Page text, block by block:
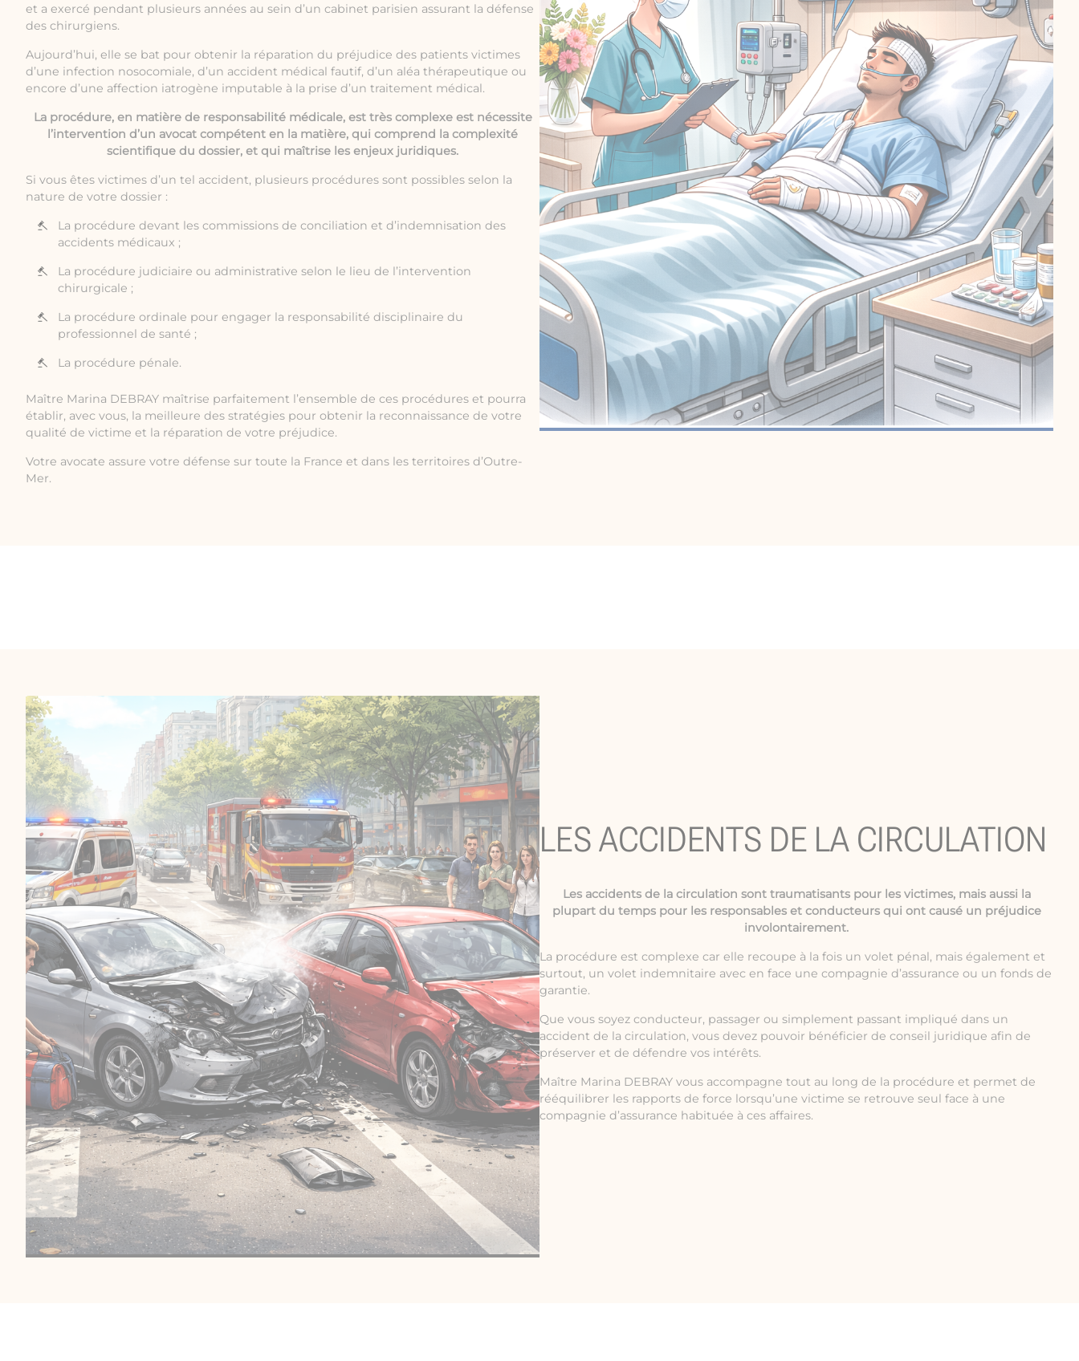
et a exercé pendant plusieurs années au sein d’un cabinet parisien assurant la défense
des chirurgiens.
Aujourd’hui, elle se bat pour obtenir la réparation du préjudice des patients victimes
d’une infection nosocomiale, d’un accident médical fautif, d’un aléa thérapeutique ou
encore d’une affection iatrogène imputable à la prise d’un traitement médical.
La procédure, en matière de responsabilité médicale, est très complexe est nécessite
l’intervention d’un avocat compétent en la matière, qui comprend la complexité
scientifique du dossier, et qui maîtrise les enjeux juridiques.
Si vous êtes victimes d’un tel accident, plusieurs procédures sont possibles selon la
nature de votre dossier :
La procédure devant les commissions de conciliation et d’indemnisation des
accidents médicaux ;
La procédure judiciaire ou administrative selon le lieu de l’intervention
chirurgicale ;
La procédure ordinale pour engager la responsabilité disciplinaire du
professionnel de santé ;
La procédure pénale.
Maître Marina DEBRAY maîtrise parfaitement l’ensemble de ces procédures et pourra
établir, avec vous, la meilleure des stratégies pour obtenir la reconnaissance de votre
qualité de victime et la réparation de votre préjudice.
Votre avocate assure votre défense sur toute la France et dans les territoires d’Outre-
Mer.
LES ACCIDENTS DE LA CIRCULATION
Les accidents de la circulation sont traumatisants pour les victimes, mais aussi la
plupart du temps pour les responsables et conducteurs qui ont causé un préjudice
involontairement.
La procédure est complexe car elle recoupe à la fois un volet pénal, mais également et
surtout, un volet indemnitaire avec en face une compagnie d’assurance ou un fonds de
garantie.
Que vous soyez conducteur, passager ou simplement passant impliqué dans un
accident de la circulation, vous devez pouvoir bénéficier de conseil juridique afin de
préserver et de défendre vos intérêts.
Maître Marina DEBRAY vous accompagne tout au long de la procédure et permet de
rééquilibrer les rapports de force lorsqu’une victime se retrouve seul face à une
compagnie d’assurance habituée à ces affaires.